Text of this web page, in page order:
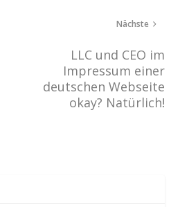
Nächste
LLC und CEO im
Impressum einer
deutschen Webseite
okay? Natürlich!